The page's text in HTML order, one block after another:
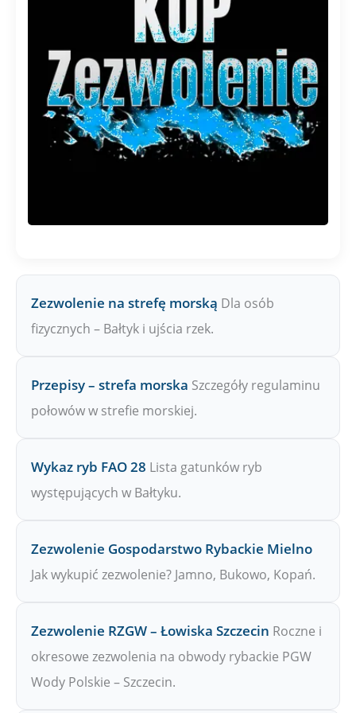
Zezwolenie na strefę morską Dla osób
fizycznych – Bałtyk i ujścia rzek.
Przepisy – strefa morska Szczegóły regulaminu
połowów w strefie morskiej.
Wykaz ryb FAO 28 Lista gatunków ryb
występujących w Bałtyku.
Zezwolenie Gospodarstwo Rybackie Mielno
Jak wykupić zezwolenie? Jamno, Bukowo, Kopań.
Zezwolenie RZGW – Łowiska Szczecin Roczne i
okresowe zezwolenia na obwody rybackie PGW
Wody Polskie – Szczecin.